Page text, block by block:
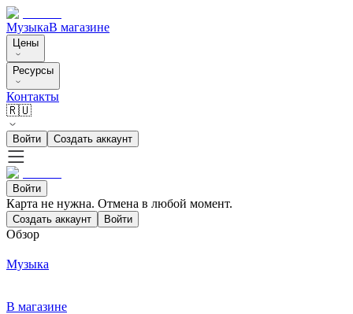
МузыкаВ магазине
Цены
Ресурсы
Контакты
🇷🇺
Войти Создать аккаунт
Войти
Карта не нужна. Отмена в любой момент.
Создать аккаунт Войти
Обзор
Музыка
В магазине